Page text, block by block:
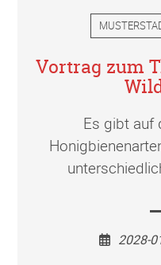
Vortrag zum
Es gibt auf
2028-